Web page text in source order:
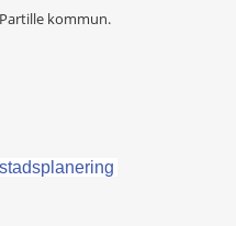
kommun.
stadsplanering